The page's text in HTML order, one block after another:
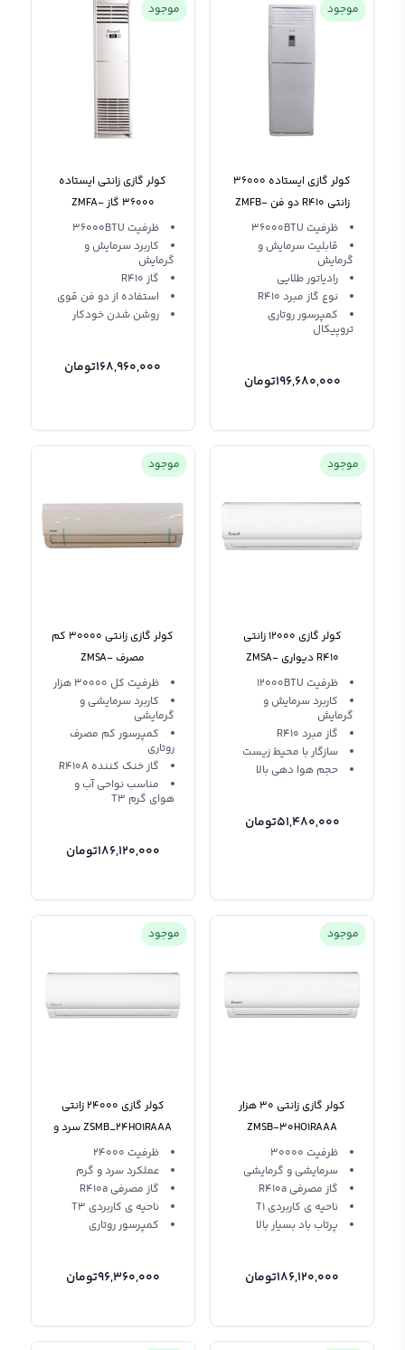
موجود
کولر گازی ایستاده 36000
زانتی R410 دو فن ZMFB-
36HO3RANAظرفیت 36000BTU
قابلیت سرمایش و
گرمایش
رادیاتور طلایی
نوع گاز مبرد R410
کمپرسور روتاری
تروپیکال
196,680,000تومان
موجود
کولر گازی زانتی ایستاده
36000 گاز ZMFA-
36HO3RANA Zaneti T3
R410
ظرفیت 36000BTU
کاربرد سرمایش و
گرمایش
گاز R410
استفاده از دو فن قوی
روشن شدن خودکار
168,960,000تومان
موجود
کولر گازی 12000 زانتی
R410 دیواری ZMSA-
12HO1R Zaneti T1
ظرفیت 12000BTU
کاربرد سرمایش و
گرمایش
گاز مبرد R410
سازگار با محیط زیست
حجم هوا دهی بالا
51,480,000تومان
موجود
کولر گازی زانتی 30000 کم
مصرف ZMSA-
30HO3RAAA T3 R410A
ظرفیت کل 30000 هزار
کاربرد سرمایشی و
گرمایشی
کمپرسور کم مصرف
روتاری
گاز خنک کننده R410A
مناسب نواحی آب و
هوای گرم T3
186,120,000تومان
موجود
کولر گازی زانتی 30 هزار
ZMSB-30HO1RAAA
دیواریظرفیت 30000
سرمایشی و گرمایشی
گاز مصرفی R410a
ناحیه ی کاربردی T1
پرتاب باد بسیار بالا
186,120,000تومان
موجود
کولر گازی 24000 زانتی
ZSMB_24HO1RAAA سرد و
گرم تروپیکالظرفیت 24000
عملکرد سرد و گرم
گاز مصرفی R410a
ناحیه ی کاربردی T3
کمپرسور روتاری
96,360,000تومان